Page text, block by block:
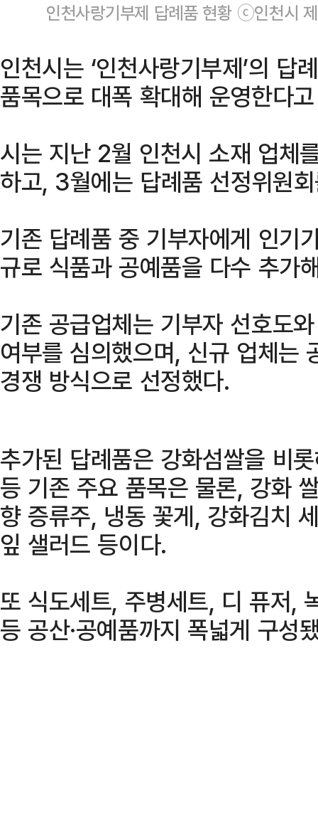
인천사랑기부제 답례품 현황 ⓒ인천시
인천시는 ‘인천사랑기부제’의
품목으로 대폭 확대해 운영한다
시는 지난 2월 인천시 소재 업체
하고, 3월에는 답례품 선정위원
기존 답례품 중 기부자에게 인기
규로 식품과 공예품을 다수 추가
기존 공급업체는 기부자 선호도
여부를 심의했으며, 신규 업체는
경쟁 방식으로 선정했다.
추가된 답례품은 강화섬쌀을 비
등 기존 주요 품목은 물론, 강화
향 증류주, 냉동 꽃게, 강화김치
잎 샐러드 등이다.
또 식도세트, 주병세트, 디 퓨저,
등 공산·공예품까지 폭넓게 구성